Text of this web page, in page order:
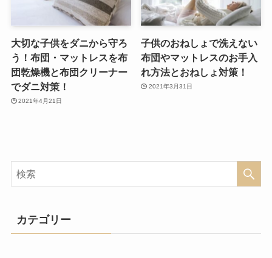
大切な子供をダニから守ろ
う！布団・マットレスを布
団乾燥機と布団クリーナー
でダニ対策！
2021年4月21日
子供のおねしょで洗えない
布団やマットレスのお手入
れ方法とおねしょ対策！
2021年3月31日
カテゴリー